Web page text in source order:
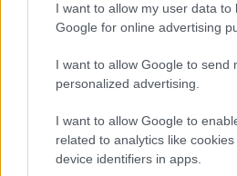
I want to allow my user data to
Google for online advertising
I want to allow Google to send
personalized advertising.
I want to allow Google to
related to analytics like
device identifiers in apps.
ΕΛΛΑΔΑ 19/06/2024 15:23
Θεσσαλονίκη:
επτά συλληφθέντες για το